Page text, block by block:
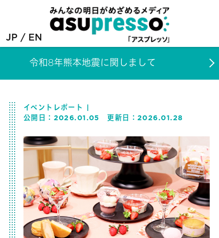
JP EN
令和8年熊本地震に関しまして
イベントレポート
公開日： 2026.01.05 更新日：2026.01.28